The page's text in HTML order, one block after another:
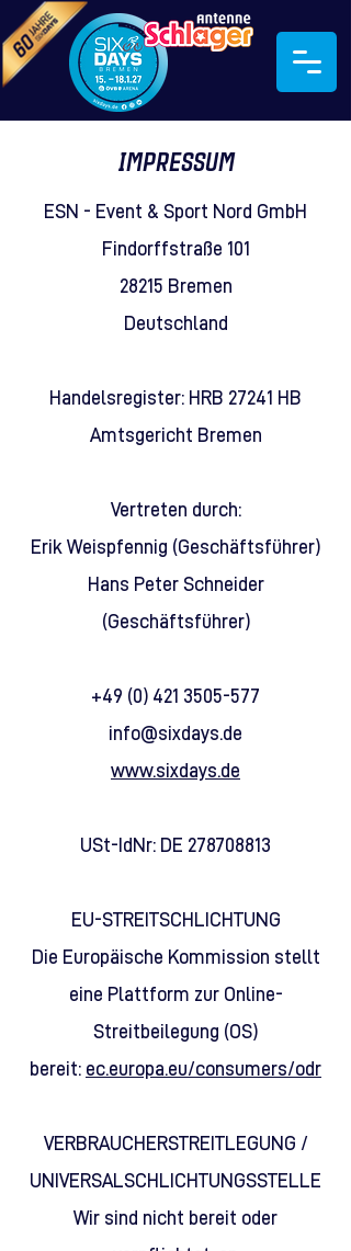
IMPRESSUM
ESN - Event & Sport Nord GmbH
Findorffstraße 101
28215 Bremen
Deutschland
Handelsregister: HRB 27241 HB
Amtsgericht Bremen
Vertreten durch:
Erik Weispfennig (Geschäftsführer)
Hans Peter Schneider
(Geschäftsführer)
+49 (0) 421 3505-577
info@sixdays.de
www.sixdays.de
USt-IdNr: DE 278708813
EU-STREITSCHLICHTUNG
Die Europäische Kommission stellt
eine Plattform zur Online-
Streitbeilegung (OS)
bereit: ec.europa.eu/consumers/odr
VERBRAUCHERSTREITLEGUNG /
UNIVERSALSCHLICHTUNGSSTELLE
Wir sind nicht bereit oder